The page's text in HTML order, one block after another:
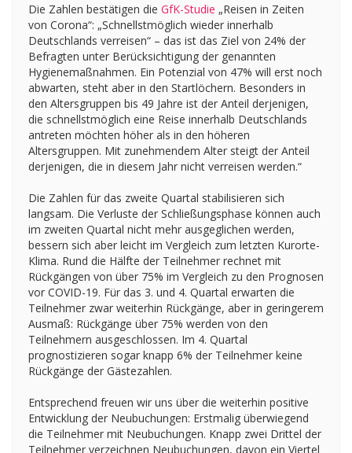
Die Zahlen bestätigen die GfK-Studie „Reisen in Zeiten
von Corona“: „Schnellstmöglich wieder innerhalb
Deutschlands verreisen“ – das ist das Ziel von 24% der
Befragten unter Berücksichtigung der genannten
Hygienemaßnahmen. Ein Potenzial von 47% will erst noch
abwarten, steht aber in den Startlöchern. Besonders in
den Altersgruppen bis 49 Jahre ist der Anteil derjenigen,
die schnellstmöglich eine Reise innerhalb Deutschlands
antreten möchten höher als in den höheren
Altersgruppen. Mit zunehmendem Alter steigt der Anteil
derjenigen, die in diesem Jahr nicht verreisen werden.“
Die Zahlen für das zweite Quartal stabilisieren sich
langsam. Die Verluste der Schließungsphase können auch
im zweiten Quartal nicht mehr ausgeglichen werden,
bessern sich aber leicht im Vergleich zum letzten Kurorte-
Klima. Rund die Hälfte der Teilnehmer rechnet mit
Rückgängen von über 75% im Vergleich zu den Prognosen
vor COVID-19. Für das 3. und 4. Quartal erwarten die
Teilnehmer zwar weiterhin Rückgänge, aber in geringerem
Ausmaß: Rückgänge über 75% werden von den
Teilnehmern ausgeschlossen. Im 4. Quartal
prognostizieren sogar knapp 6% der Teilnehmer keine
Rückgänge der Gästezahlen.
Entsprechend freuen wir uns über die weiterhin positive
Entwicklung der Neubuchungen: Erstmalig überwiegend
die Teilnehmer mit Neubuchungen. Knapp zwei Drittel der
Teilnehmer verzeichnen Neubuchungen, davon ein Viertel